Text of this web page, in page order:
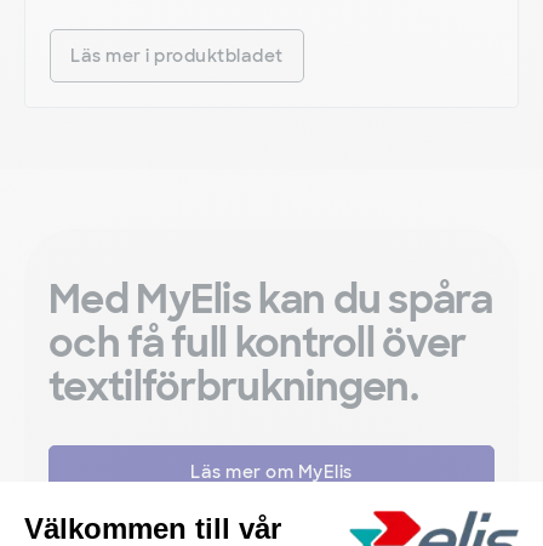
Läs mer i produktbladet
Med MyElis kan du spåra
och få full kontroll över
textilförbrukningen.
Läs mer om MyElis